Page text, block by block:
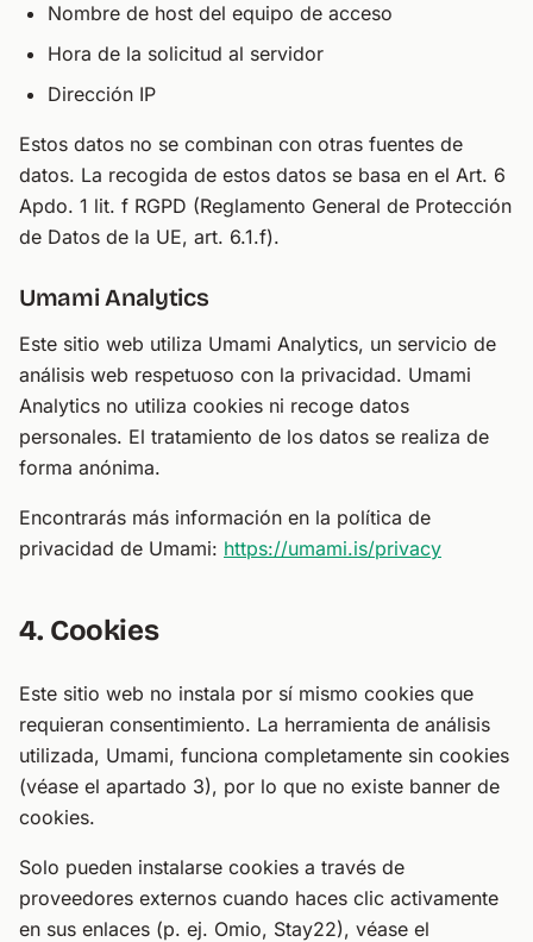
Nombre de host del equipo de acceso
Hora de la solicitud al servidor
Dirección IP
Estos datos no se combinan con otras fuentes de
datos. La recogida de estos datos se basa en el Art. 6
Apdo. 1 lit. f RGPD (Reglamento General de Protección
de Datos de la UE, art. 6.1.f).
Umami Analytics
Este sitio web utiliza Umami Analytics, un servicio de
análisis web respetuoso con la privacidad. Umami
Analytics no utiliza cookies ni recoge datos
personales. El tratamiento de los datos se realiza de
forma anónima.
Encontrarás más información en la política de
privacidad de Umami: https://umami.is/privacy
4. Cookies
Este sitio web no instala por sí mismo cookies que
requieran consentimiento. La herramienta de análisis
utilizada, Umami, funciona completamente sin cookies
(véase el apartado 3), por lo que no existe banner de
cookies.
Solo pueden instalarse cookies a través de
proveedores externos cuando haces clic activamente
en sus enlaces (p. ej. Omio, Stay22), véase el